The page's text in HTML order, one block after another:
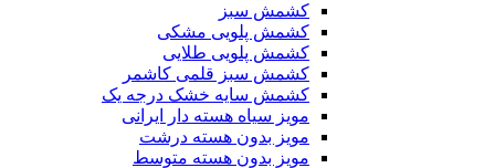
کشمش سبز
کشمش پلویی مشکی
کشمش پلویی طلایی
کشمش سبز قلمی کاشمر
کشمش سایه خشک درجه یک
مویز سیاه هسته دار ایرانی
مویز بدون هسته درشت
مویز بدون هسته متوسط